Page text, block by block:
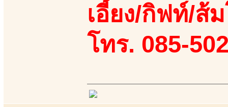
เอี้ยง/กิฟท์/ส้
โทร. 085-